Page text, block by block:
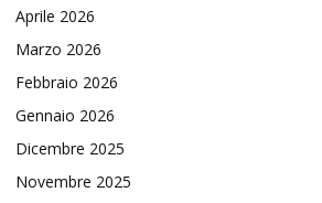
Aprile 2026
Marzo 2026
Febbraio 2026
Gennaio 2026
Dicembre 2025
Novembre 2025